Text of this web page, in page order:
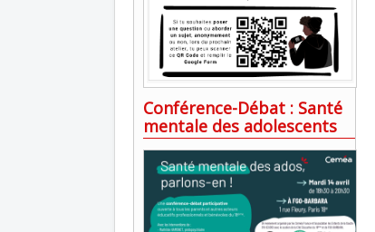
Conférence-Débat : Santé
mentale des adolescents